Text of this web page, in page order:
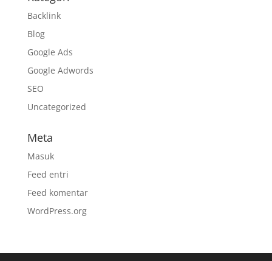
Backlink
Blog
Google Ads
Google Adwords
SEO
Uncategorized
Meta
Masuk
Feed entri
Feed komentar
WordPress.org